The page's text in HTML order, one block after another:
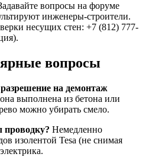
вопросы на форуме
инженеры-строители.
несущих стен: +7 (812) 777-
вопросы
на демонтаж
выполнена из бетона или
можно убирать смело.
проводку? Немедленно
изолентой Tesa (не снимая